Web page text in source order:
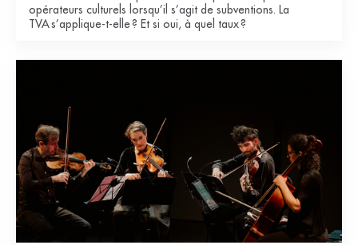
opérateurs culturels lorsqu’il s’agit de subventions. La
TVA s’applique-t-elle ? Et si oui, à quel taux ?